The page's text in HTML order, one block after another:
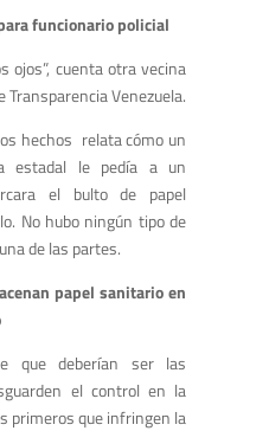
funcionario policial
ojos”, cuenta otra vecina
Transparencia Venezuela.
hechos relata cómo un
estadal le pedía a un
el bulto de papel
No hubo ningún tipo de
de las partes.
papel sanitario en
que deberían ser las
el control en la
primeros que infringen la